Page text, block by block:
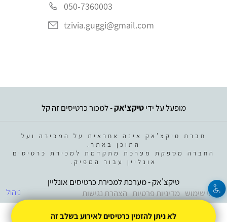
050-7360003
tzivia.guggi@gmail.com
מופעל על ידיטיקצ'אק- למכור כרטיסים זה קל
חברת טיקצ'אק אינה אחראית על המכירה ועל
התוכן באתר.
החברה מספקת מערכת מתקדמת למכירת כרטיסים
אונליין עבור המפיק.
ניהול
טיקצ'אק - מערכת למכירת כרטיסים אונליין
תנאי שימוש מדיניות פרטיות הצהרת נגישות
לא ניתן להזמין כרטיסים לאירוע בשלב זה